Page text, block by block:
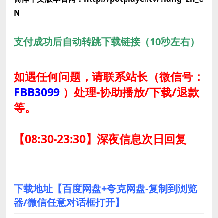
N
支付成功后自动转跳下载链接（10秒左右）
如遇任何问题，请联系站长（微信号：
FBB3099 ） 处理-协助播放/下载/退款
等。
【08:30-23:30】深夜信息次日回复
下载地址【百度网盘+夸克网盘-复制到浏览
器/微信任意对话框打开】